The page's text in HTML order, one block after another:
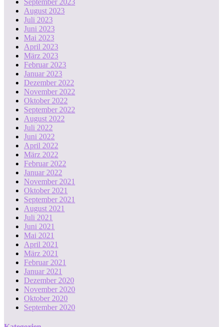
September 2023
August 2023
Juli 2023
Juni 2023
Mai 2023
April 2023
März 2023
Februar 2023
Januar 2023
Dezember 2022
November 2022
Oktober 2022
September 2022
August 2022
Juli 2022
Juni 2022
April 2022
März 2022
Februar 2022
Januar 2022
November 2021
Oktober 2021
September 2021
August 2021
Juli 2021
Juni 2021
Mai 2021
April 2021
März 2021
Februar 2021
Januar 2021
Dezember 2020
November 2020
Oktober 2020
September 2020